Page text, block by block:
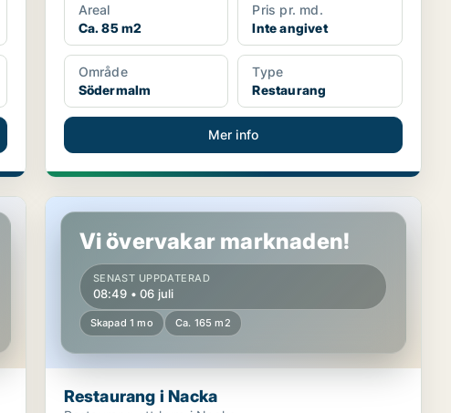
Areal
Ca. 85 m2
Pris pr. md.
Inte angivet
Område
Södermalm
Type
Restaurang
Mer info
Restaurang i Nacka
Vi övervakar marknaden!
SENAST UPPDATERAD
08:49 • 06 juli
Skapad 1 mo Ca. 165 m2
Restaurang i Nacka